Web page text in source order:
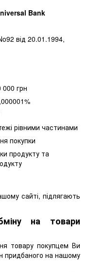
Bank
від 20.01.1994,
грн
рівними частинами
покупки
продукту та
сайті, підлягають
на товари
товару покупцем Ви
придбаного на нашому